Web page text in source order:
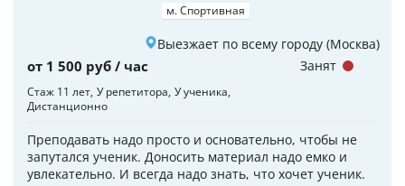
м. Спортивная
Выезжает по всему городу (Москва)
от 1 500 руб / час
Стаж 11 лет У репетитора У ученика
Дистанционно
Преподавать надо просто и основательно, чтобы не
запутался ученик. Доносить материал надо емко и
увлекательно. И всегда надо знать, что хочет ученик.
Занят